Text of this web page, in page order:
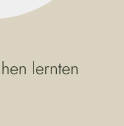
lernten